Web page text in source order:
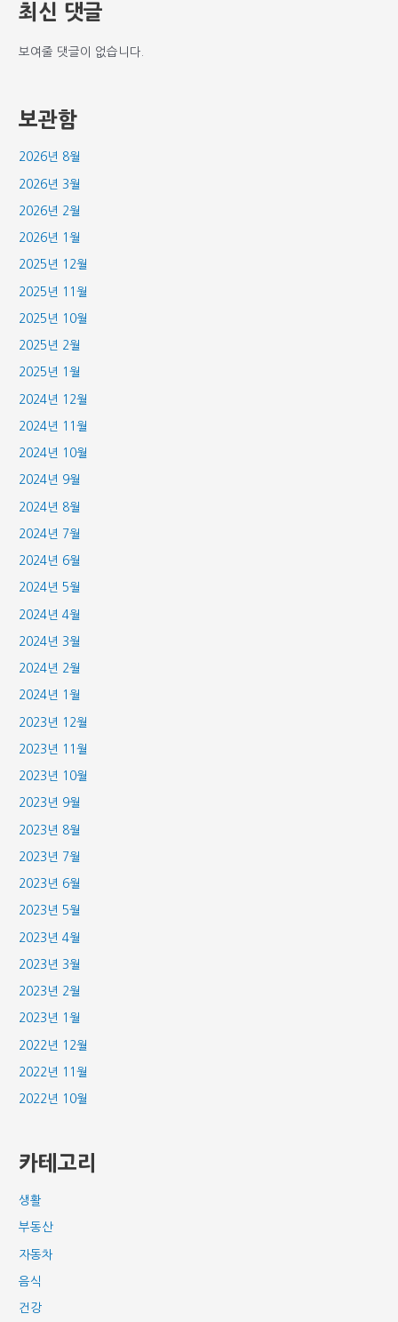
최신 댓글
보여줄 댓글이 없습니다.
보관함
2026년 8월
2026년 3월
2026년 2월
2026년 1월
2025년 12월
2025년 11월
2025년 10월
2025년 2월
2025년 1월
2024년 12월
2024년 11월
2024년 10월
2024년 9월
2024년 8월
2024년 7월
2024년 6월
2024년 5월
2024년 4월
2024년 3월
2024년 2월
2024년 1월
2023년 12월
2023년 11월
2023년 10월
2023년 9월
2023년 8월
2023년 7월
2023년 6월
2023년 5월
2023년 4월
2023년 3월
2023년 2월
2023년 1월
2022년 12월
2022년 11월
2022년 10월
카테고리
생활
부동산
자동차
음식
건강